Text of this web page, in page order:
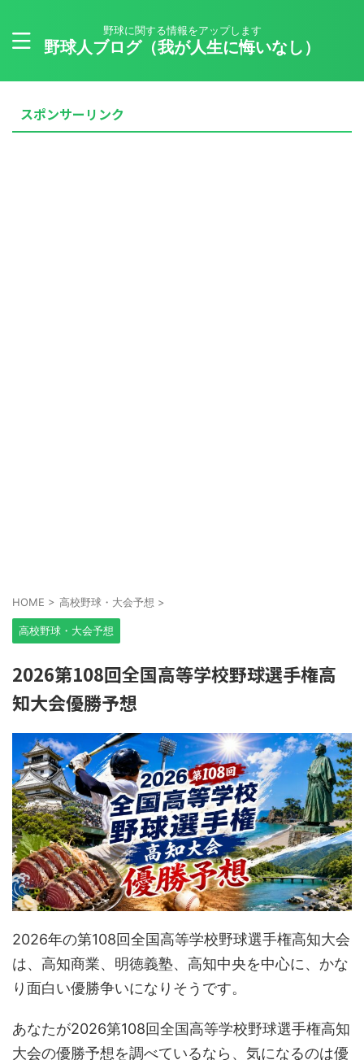
野球に関する情報をアップします
野球人ブログ（我が人生に悔いなし）
スポンサーリンク
HOME > 高校野球・大会予想 >
高校野球・大会予想
2026第108回全国高等学校野球選手権高
知大会優勝予想
2026年の第108回全国高等学校野球選手権高知大会
は、高知商業、明徳義塾、高知中央を中心に、かな
り面白い優勝争いになりそうです。
あなたが2026第108回全国高等学校野球選手権高知
大会の優勝予想を調べているなら、気になるのは優